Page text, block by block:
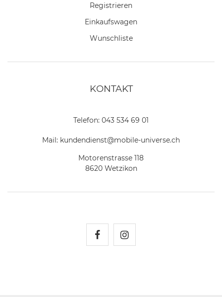
Registrieren
Einkaufswagen
Wunschliste
KONTAKT
Telefon: 043 534 69 01
Mail: kundendienst@mobile-universe.ch
Motorenstrasse 118
8620 Wetzikon